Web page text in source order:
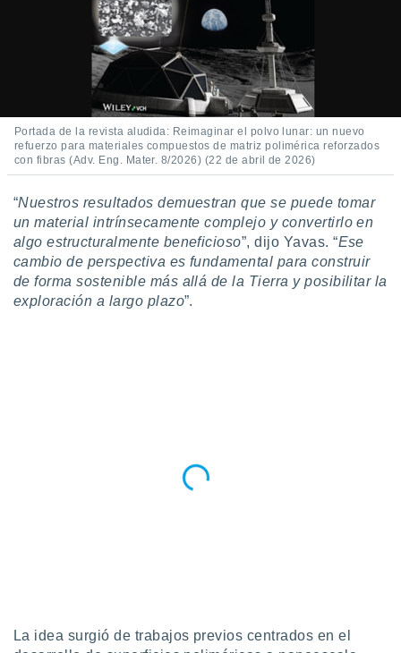
un
o acceder
datos
perfiles
utilizar
con el
Portada de la revista aludida: Reimaginar el polvo lunar: un nuevo
refuerzo para materiales compuestos de matriz polimérica reforzados
con fibras (Adv. Eng. Mater. 8/2026) (22 de abril de 2026)
“Nuestros resultados demuestran que se puede tomar
un material intrínsecamente complejo y convertirlo en
algo estructuralmente beneficioso”, dijo Yavas. “Ese
cambio de perspectiva es fundamental para construir
de forma sostenible más allá de la Tierra y posibilitar la
exploración a largo plazo”.
La idea surgió de trabajos previos centrados en el